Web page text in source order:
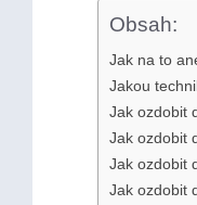
Obsah:
Jak na to
Jakou
Jak ozdobit
Jak ozdobit
Jak ozdobit
Jak ozdobit